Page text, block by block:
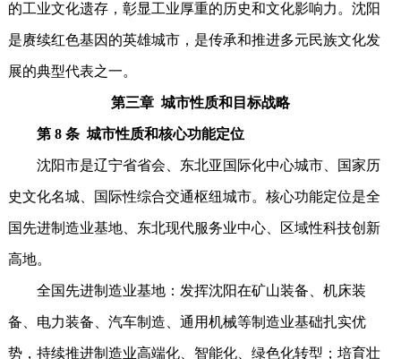
的工业文化遗存，彰显工业厚重的历史和文化影响力。沈阳
是赓续红色基因的英雄城市，是传承和推进多元民族文化发
展的典型代表之一。
第三章 城市性质和目标战略
第 8 条 城市性质和核心功能定位
沈阳市是辽宁省省会、东北亚国际化中心城市、国家历
史文化名城、国际性综合交通枢纽城市。核心功能定位是全
国先进制造业基地、东北现代服务业中心、区域性科技创新
高地。
全国先进制造业基地：发挥沈阳在矿山装备、机床装
备、电力装备、汽车制造、通用机械等制造业基础扎实优
势，持续推进制造业高端化、智能化、绿色化转型；培育壮